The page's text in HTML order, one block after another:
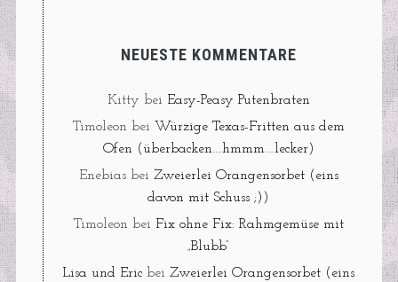
NEUESTE KOMMENTARE
Kitty bei Easy-Peasy Putenbraten
Timoleon bei Würzige Texas-Fritten aus dem
Ofen (überbacken….hmmm….lecker)
Enebiasbei Zweierlei Orangensorbet (eins
davon mit Schuss ;))
Timoleon bei Fix ohne Fix: Rahmgemüse mit
„Blubb“
Lisa und Eric bei Zweierlei Orangensorbet (eins